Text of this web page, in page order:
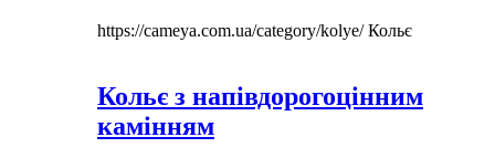
https://cameya.com.ua/category/kolye/Кольє
Кольє з напівдорогоцінним
камінням